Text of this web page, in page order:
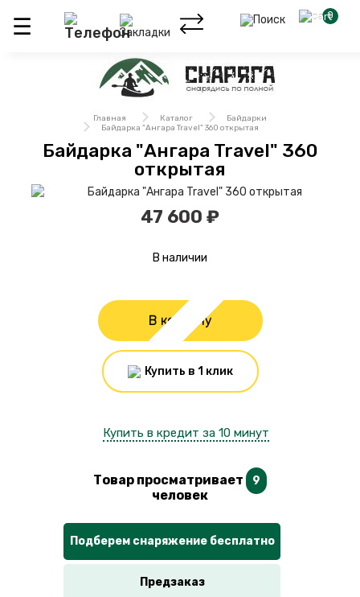
0
Главная Каталог
Байдарки
Байдарка "Ангара Travel" 360 открытая
Байдарка "Ангара Travel" 360
открытая
47 600 ₽
В наличии
В корзину
Купить в 1 клик
Купить в кредит за 10 минут
Товар просматривает 9
человек
Подберем снаряжение бесплатно
Предзаказ